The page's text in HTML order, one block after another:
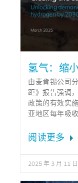
氢气：缩
由麦肯锡公司
距》报告强调
政策的有效实
亚地区每年吸
阅读更多
2025 年 3 月 11 日